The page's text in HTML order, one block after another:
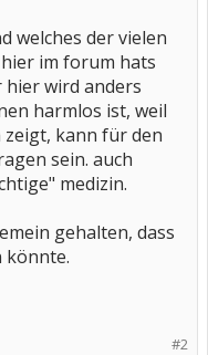
welches der vielen
im forum hats
hier wird anders
harmlos ist, weil
kann für den
sein. auch
medizin.
gehalten, dass
könnte.
#2